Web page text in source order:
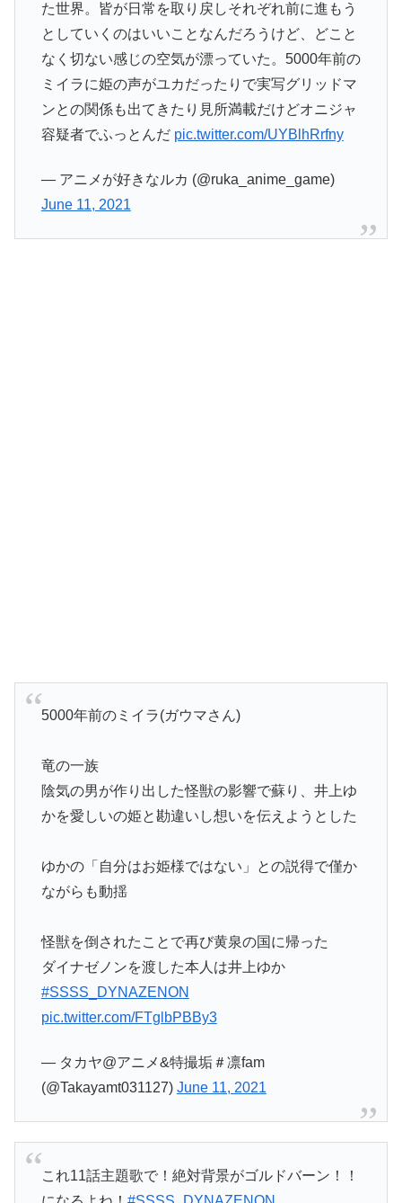
た世界。皆が日常を取り戻しそれぞれ前に進もう
としていくのはいいことなんだろうけど、どこと
なく切ない感じの空気が漂っていた。5000年前の
ミイラに姫の声がユカだったりで実写グリッドマ
ンとの関係も出てきたり見所満載だけどオニジャ
容疑者でふっとんだ pic.twitter.com/UYBlhRrfny
— アニメが好きなルカ (@ruka_anime_game)
June 11, 2021
5000年前のミイラ(ガウマさん)
竜の一族
陰気の男が作り出した怪獣の影響で蘇り、井上ゆ
かを愛しいの姫と勘違いし想いを伝えようとした
ゆかの「自分はお姫様ではない」との説得で僅か
ながらも動揺
怪獣を倒されたことで再び黄泉の国に帰った
ダイナゼノンを渡した本人は井上ゆか
#SSSS_DYNAZENON
pic.twitter.com/FTglbPBBy3
— タカヤ@アニメ&特撮垢＃凛fam
(@Takayamt031127) June 11, 2021
これ11話主題歌で！絶対背景がゴルドバーン！！